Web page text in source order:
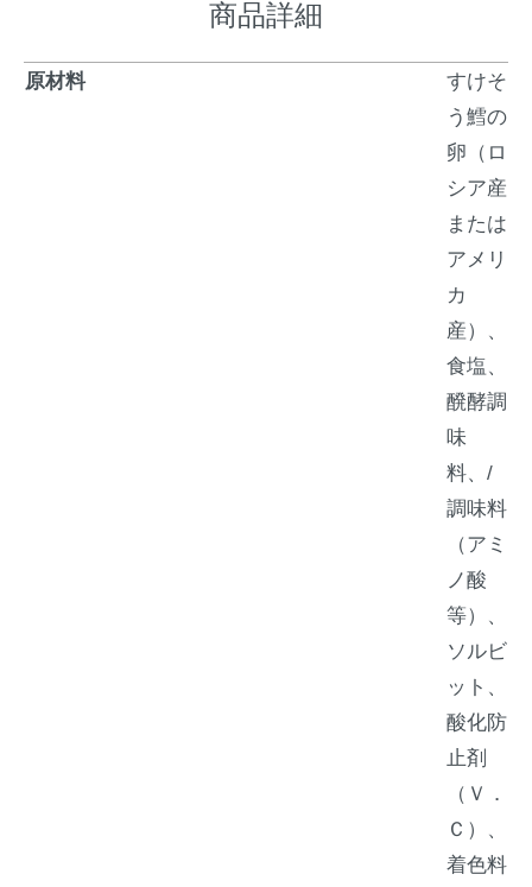
商品詳細
原材料
すけそ
う鱈の
卵（ロ
シア産
または
アメリ
カ
産）、
食塩、
醗酵調
味
料、/
調味料
（アミ
ノ酸
等）、
ソルビ
ット、
酸化防
止剤
（Ｖ．
Ｃ）、
着色料